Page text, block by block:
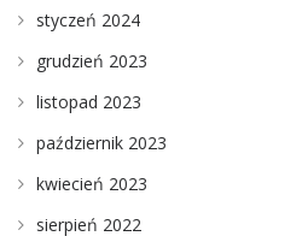
styczeń 2024
grudzień 2023
listopad 2023
październik 2023
kwiecień 2023
sierpień 2022